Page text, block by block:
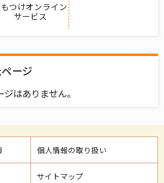
もつけオンライン
サービス
ージ
はありません。
個人情報の取り扱い
サイトマップ